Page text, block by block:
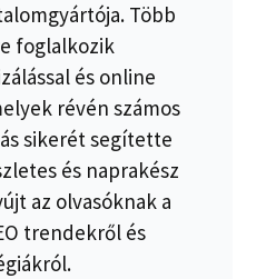
Több
foglalkozik
és online
révén számos
sikerét segítette
és naprakész
az olvasóknak a
trendekről és